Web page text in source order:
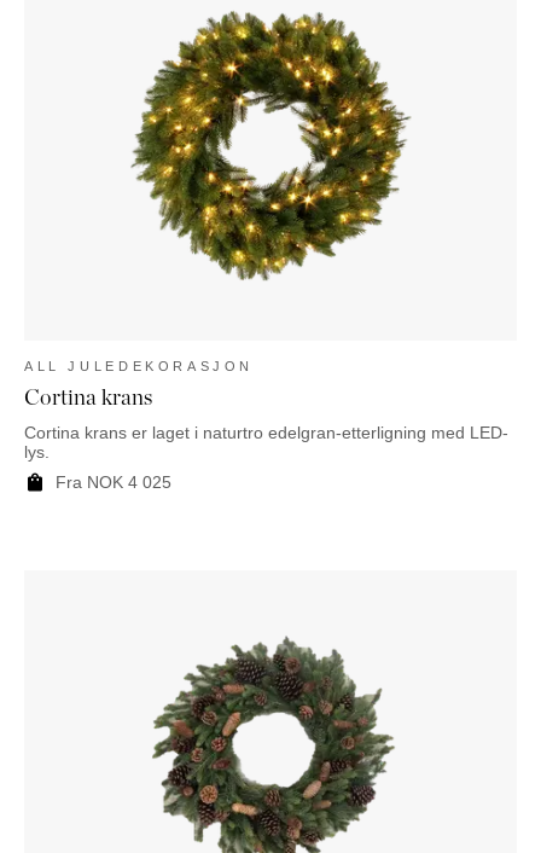
ALL JULEDEKORASJON
Cortina krans
Cortina krans er laget i naturtro edelgran-etterligning med LED-
lys.
Fra NOK 4 025